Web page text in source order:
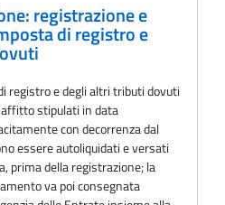
registrazione e
di registro e
registro e degli altri tributi dovuti
stipulati in data
con decorrenza dal
essere autoliquidati e versati
prima della registrazione; la
va poi consegnata